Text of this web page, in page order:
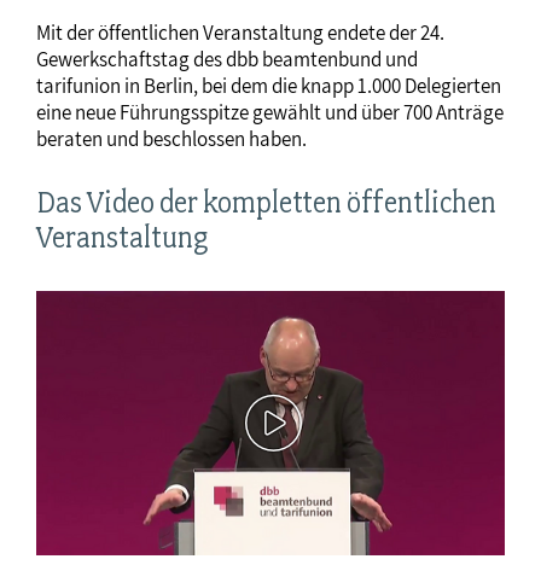
Mit der öffentlichen Veranstaltung endete der 24.
Gewerkschaftstag des dbb beamtenbund und
tarifunion in Berlin, bei dem die knapp 1.000 Delegierten
eine neue Führungsspitze gewählt und über 700 Anträge
beraten und beschlossen haben.
Das Video der kompletten öffentlichen
Veranstaltung